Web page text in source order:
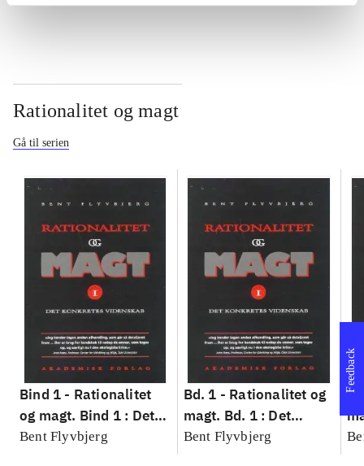
Rationalitet og magt
Gå til serien
Bind 1 - Rationalitet
og magt. Bind 1 : Det
konkretes videnskab
Bent Flyvbjerg
Bd. 1 - Rationalitet og
magt. Bd. 1 : Det
konkretes videnskab
Bent Flyvbjerg
Feedback